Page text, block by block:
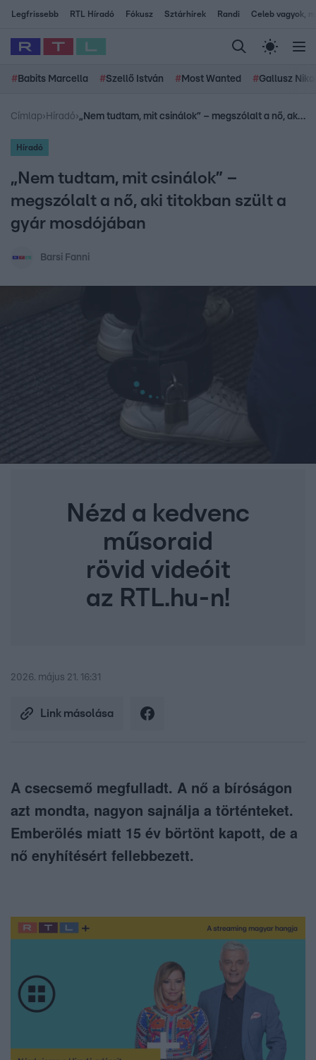
Legfrissebb RTL Híradó Fókusz Sztárhírek Randi Celeb vagyok,
# Babits Marcella #Szellő István # Most Wanted #Gallusz
Címlap› Híradó› „Nem tudtam, mit csinálok” – megszólalt a nő, aki titokban szült a gyár mosdójában
Híradó
„Nem tudtam, mit csinálok” –
megszólalt a nő, aki titokban szült a
gyár mosdójában
Barsi Fanni
Nézd a kedvenc
műsoraid
rövid videóit
az RTL.hu-n!
2026. május 21. 16:31
Link másolása
A csecsemő megfulladt. A nő a bíróságon
azt mondta, nagyon sajnálja a történteket.
Emberölés miatt 15 év börtönt kapott, de a
nő enyhítésért fellebbezett.